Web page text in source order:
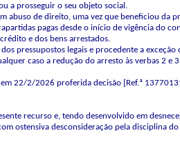
a prosseguir o seu objeto social.
abuso de direito, uma vez que beneficiou da
pagas desde o início de vigência do
e dos bens arrestados.
pressupostos legais e procedente a
caso a redução do arresto às verbas 2
22/2/2026 proferida decisão [Ref.ª
recurso e, tendo desenvolvido em
ostensiva desconsideração pela disciplina